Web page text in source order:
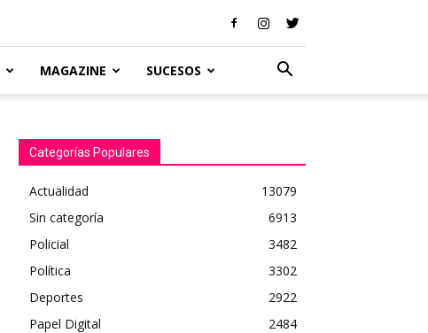
MAGAZINE SUCESOS
Categorías Populares
Actualidad
13079
Sin categoría
6913
Policial
3482
Política
3302
Deportes
2922
Papel Digital
2484